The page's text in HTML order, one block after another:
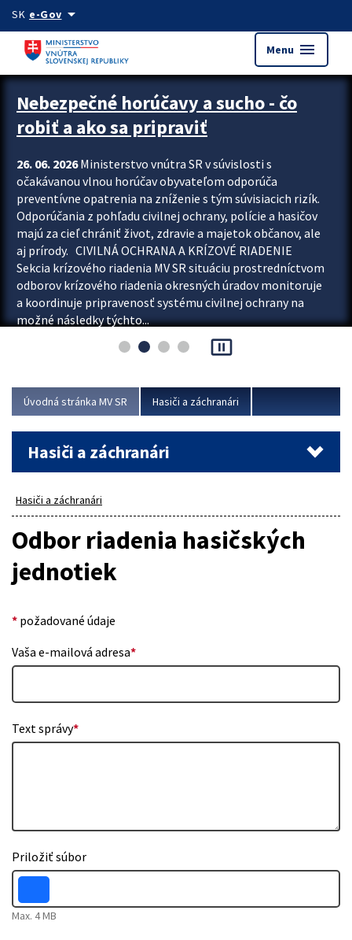
Preskocit na hlavný obsah
SK e-Govarrow_drop_down
Menu menu
Zastavit automatický posun upútavok
Nebezpečné horúčavy a sucho - čo
robiť a ako sa pripraviť
26. 06. 2026Ministerstvo vnútra SR v súvislosti s
očakávanou vlnou horúčav obyvateľom odporúča
preventívne opatrenia na zníženie s tým súvisiacich rizík.
Odporúčania z pohľadu civilnej ochrany, polície a hasičov
majú za cieľ chrániť život, zdravie a majetok občanov, ale
aj prírody. CIVILNÁ OCHRANA A KRÍZOVÉ RIADENIE
Sekcia krízového riadenia MV SR situáciu prostredníctvom
odborov krízového riadenia okresných úradov monitoruje
a koordinuje pripravenosť systému civilnej ochrany na
možné následky týchto...
pause_presentation
Úvodná stránka MV SR Hasiči a záchranári
Hasiči a záchranári
Hasiči a záchranári
Odbor riadenia hasičských
jednotiek
* požadované údaje
Vaša e-mailová adresa*
Text správy*
Priložiť súbor
Max. 4 MB